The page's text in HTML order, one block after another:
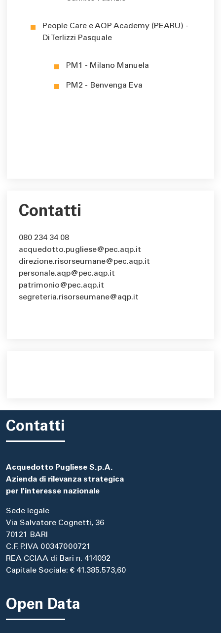
People Care e AQP Academy (PEARU) -
Di Terlizzi Pasquale
PM1 - Milano Manuela
PM2 - Benvenga Eva
Contatti
080 234 34 08
acquedotto.pugliese@pec.aqp.it
direzione.risorseumane@pec.aqp.it
personale.aqp@pec.aqp.it
patrimonio@pec.aqp.it
segreteria.risorseumane@aqp.it
Contatti
Acquedotto Pugliese S.p.A.
Azienda di rilevanza strategica
per l'interesse nazionale
Sede legale
Via Salvatore Cognetti, 36
70121 BARI
C.F. P.IVA 00347000721
REA CCIAA di Bari n. 414092
Capitale Sociale: € 41.385.573,60
Open Data